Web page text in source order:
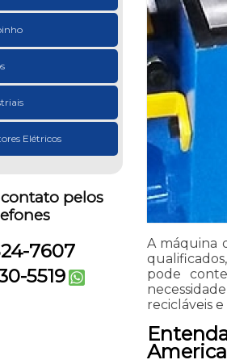
Elétricos
pelos
7607
5519
A máquina
pode
recicláveis